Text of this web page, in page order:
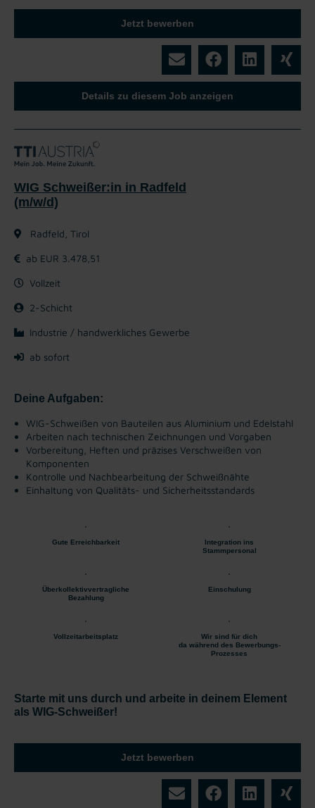
Jetzt bewerben
Details zu diesem Job anzeigen
WIG Schweißer:in in Radfeld
(m/w/d)
Radfeld, Tirol
ab EUR 3.478,51
Vollzeit
2-Schicht
Industrie / handwerkliches Gewerbe
ab sofort
Deine Aufgaben:
WIG-Schweißen von Bauteilen aus Aluminium und Edelstahl
Arbeiten nach technischen Zeichnungen und Vorgaben
Vorbereitung, Heften und präzises Verschweißen von
Komponenten
Kontrolle und Nachbearbeitung der Schweißnähte
Einhaltung von Qualitäts- und Sicherheitsstandards
Gute Erreichbarkeit
Integration ins
Stammpersonal
Überkollektivvertragliche
Bezahlung
Einschulung
Vollzeitarbeitsplatz
Wir sind für dich
da während des Bewerbungs-
Prozesses
Starte mit uns durch und arbeite in deinem Element
als WIG-Schweißer!
Jetzt bewerben